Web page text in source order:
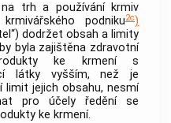
trh a používání krmiv
podniku2c)
dodržet obsah a limity
byla zajištěna zdravotní
ke krmení s
látkyvyšším, než je
limit jejich obsahu, nesmí
pro účely ředění se
ke krmení.